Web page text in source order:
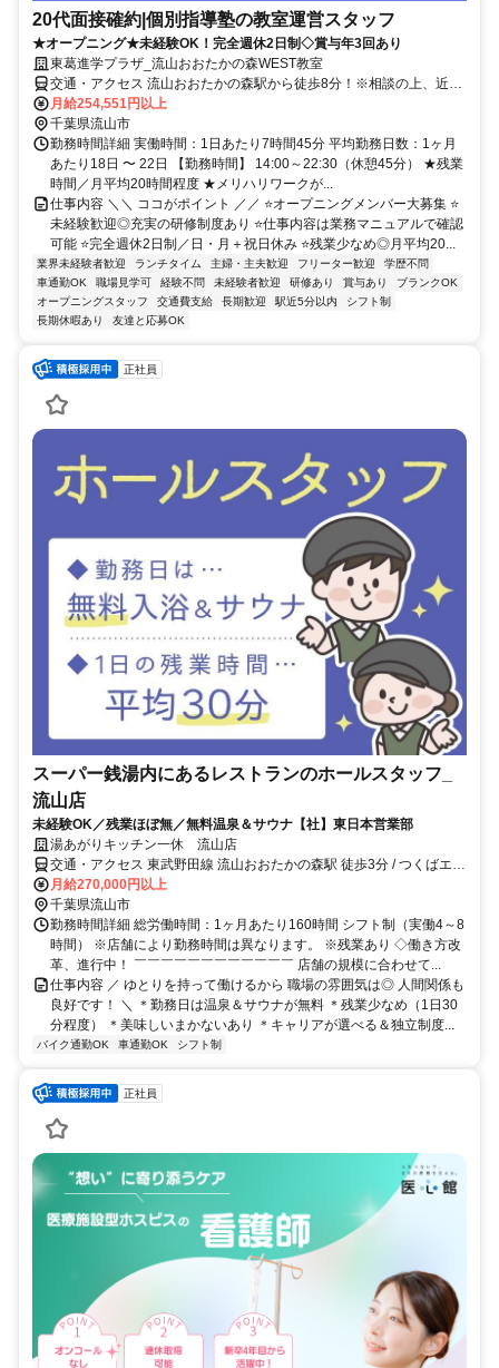
20代面接確約|個別指導塾の教室運営スタッフ
★オープニング★未経験OK！完全週休2日制◇賞与年3回あり
東葛進学プラザ_流山おおたかの森WEST教室
交通・アクセス 流山おおたかの森駅から徒歩8分！※相談の上、近隣
教室に配属になる場合もあります。
月給254,551円以上
千葉県流山市
勤務時間詳細 実働時間：1日あたり7時間45分 平均勤務日数：1ヶ月
あたり18日 〜 22日 【勤務時間】 14:00～22:30（休憩45分） ★残業
時間／月平均20時間程度 ★メリハリワークが...
仕事内容 ＼＼ ココがポイント ／／ ⭐オープニングメンバー大募集 ⭐
未経験歓迎◎充実の研修制度あり ⭐仕事内容は業務マニュアルで確認
可能 ⭐完全週休2日制／日・月＋祝日休み ⭐残業少なめ◎月平均20...
業界未経験者歓迎 ランチタイム 主婦・主夫歓迎 フリーター歓迎
学歴不問
車通勤OK
職場見学可 経験不問 未経験者歓迎 研修あり 賞与あり
ブランクOK
オープニングスタッフ
交通費支給 長期歓迎 駅近5分以内
シフト制
長期休暇あり
友達と応募OK
正社員
スーパー銭湯内にあるレストランのホールスタッフ_
流山店
未経験OK／残業ほぼ無／無料温泉＆サウナ【社】東日本営業部
湯あがりキッチン一休 流山店
交通・アクセス 東武野田線 流山おおたかの森駅 徒歩3分 / つくばエク
スプレス 流山おおたかの森駅 徒歩3分 / 東武野田線 豊四季駅 車10分
月給270,000円以上
千葉県流山市
勤務時間詳細 総労働時間：1ヶ月あたり160時間 シフト制（実働4～8
時間） ※店舗により勤務時間は異なります。 ※残業あり ◇働き方改
革、進行中！ ￣￣￣￣￣￣￣￣￣￣￣￣ 店舗の規模に合わせて...
仕事内容 ／ ゆとりを持って働けるから 職場の雰囲気は◎ 人間関係も
良好です！ ＼ ＊勤務日は温泉＆サウナが無料 ＊残業少なめ（1日30
分程度） ＊美味しいまかないあり ＊キャリアが選べる＆独立制度...
バイク通勤OK 車通勤OK シフト制
正社員